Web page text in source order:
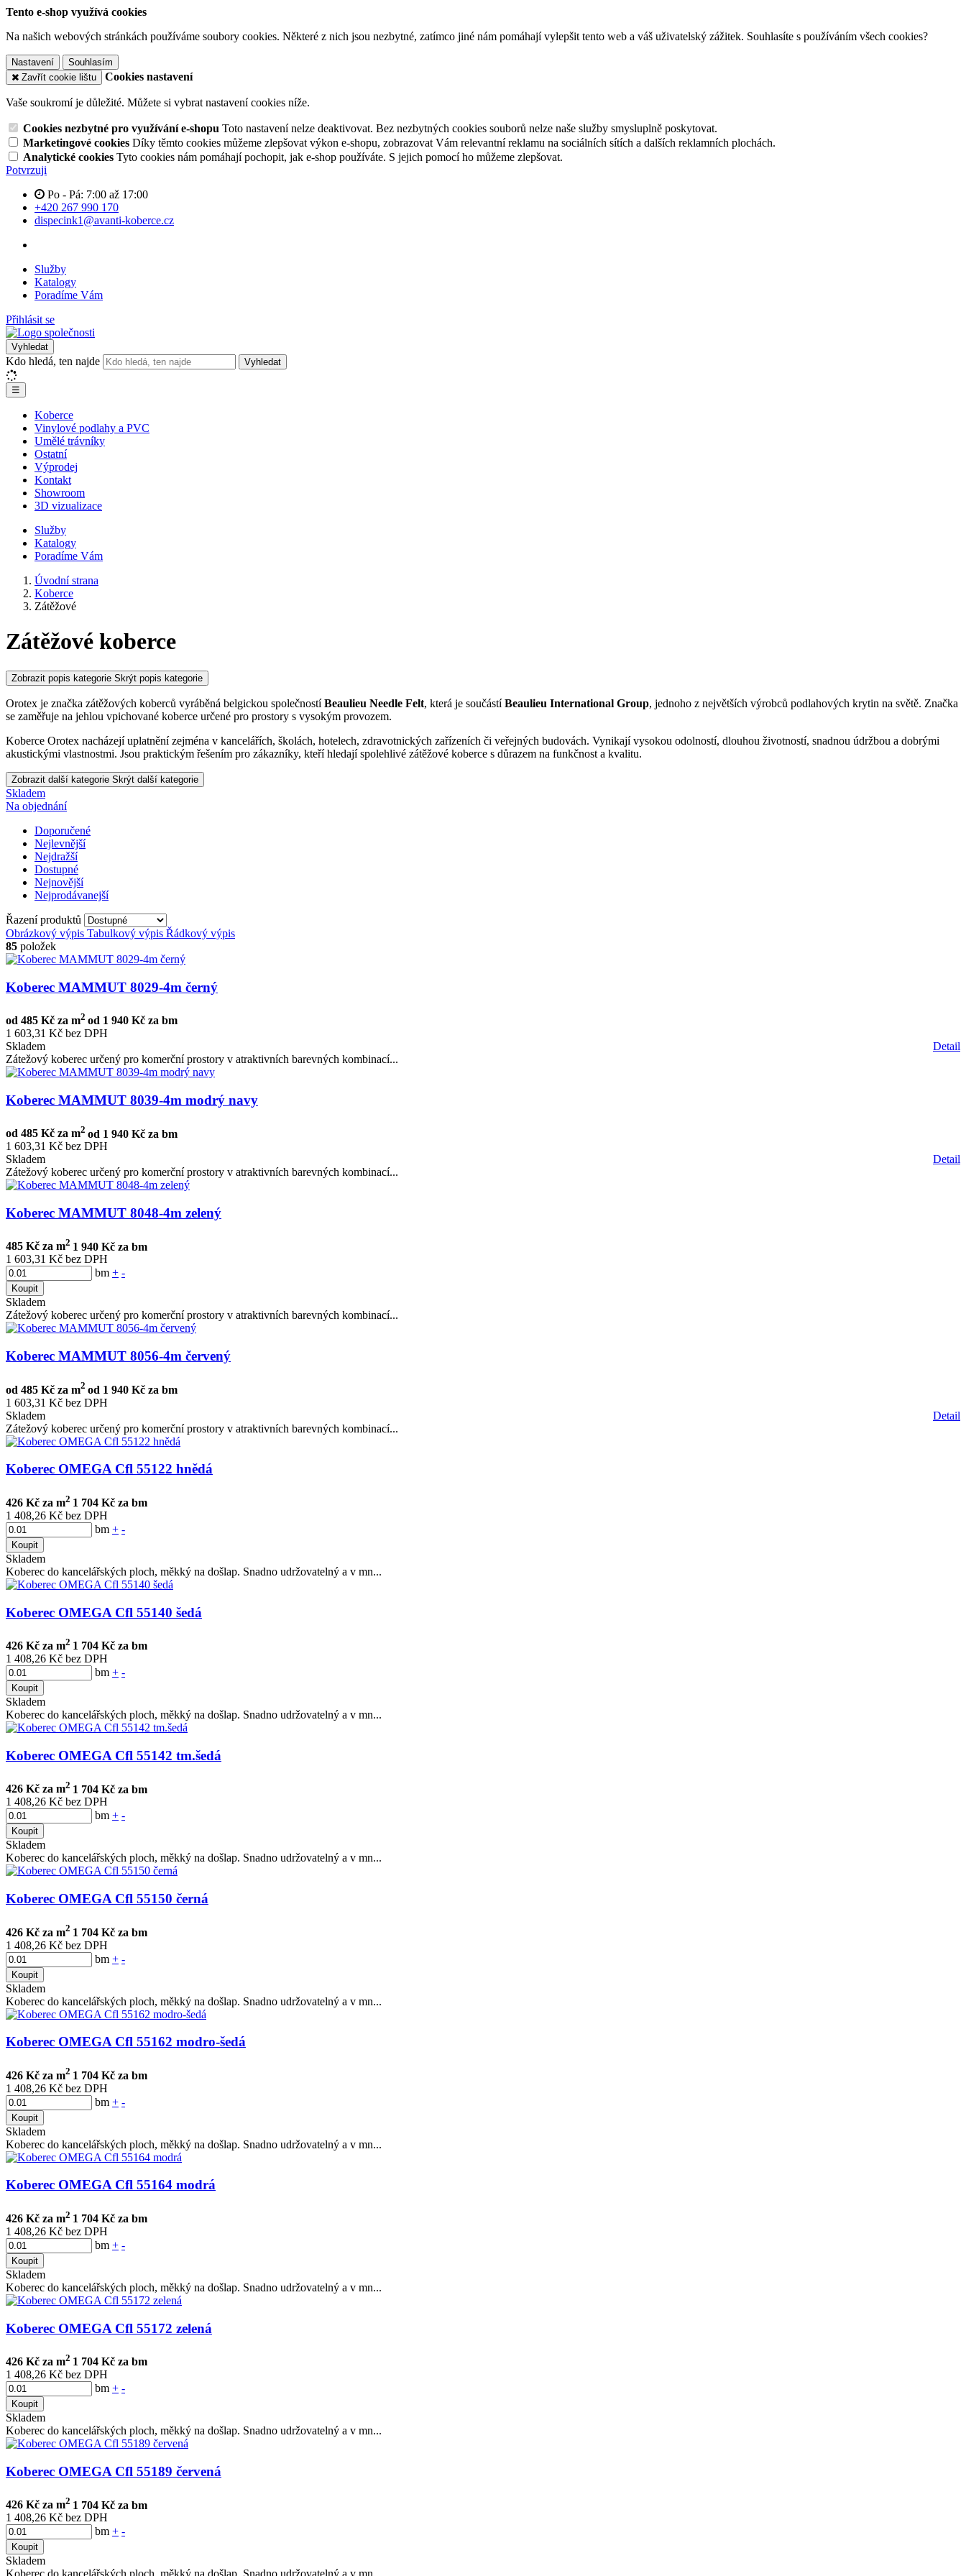
Tento e-shop využívá cookies
Na našich webových stránkách používáme soubory cookies. Některé z nich jsou nezbytné, zatímco jiné nám pomáhají vylepšit tento web a váš uživatelský zážitek. Souhlasíte s používáním všech cookies?
Nastavení
Souhlasím
Zavřít cookie lištu
Cookies nastavení
Vaše soukromí je důležité. Můžete si vybrat nastavení cookies níže.
Cookies nezbytné pro využívání e-shopu Toto nastavení nelze deaktivovat. Bez nezbytných cookies souborů nelze naše služby smysluplně poskytovat.
Marketingové cookies Díky těmto cookies můžeme zlepšovat výkon e-shopu, zobrazovat Vám relevantní reklamu na sociálních sítích a dalších reklamních plochách.
Analytické cookies Tyto cookies nám pomáhají pochopit, jak e-shop používáte. S jejich pomocí ho můžeme zlepšovat.
Potvrzuji
Po - Pá: 7:00 až 17:00
+420 267 990 170
dispecink1@avanti-koberce.cz
Služby
Katalogy
Poradíme Vám
Přihlásit se
Vyhledat
Kdo hledá, ten najde Vyhledat
☰
Koberce
Vinylové podlahy a PVC
Umělé trávníky
Ostatní
Výprodej
Kontakt
Showroom
3D vizualizace
Služby
Katalogy
Poradíme Vám
Úvodní strana
Koberce
Zátěžové
Zátěžové koberce
Zobrazit popis kategorie Skrýt popis kategorie
Orotex je značka zátěžových koberců vyráběná belgickou společnostíBeaulieu Needle Felt, která je součástíBeaulieu International Group, jednoho z největších výrobců podlahových krytin na světě. Značka
se zaměřuje na jehlou vpichované koberce určené pro prostory s vysokým provozem.
Koberce Orotex nacházejí uplatnění zejména v kancelářích, školách, hotelech, zdravotnických zařízeních či veřejných budovách. Vynikají vysokou odolností, dlouhou životností, snadnou údržbou a dobrými
akustickými vlastnostmi. Jsou praktickým řešením pro zákazníky, kteří hledají spolehlivé zátěžové koberce s důrazem na funkčnost a kvalitu.
Zobrazit další kategorie Skrýt další kategorie
Skladem
Na objednání
Doporučené
Nejlevnější
Nejdražší
Dostupné
Nejnovější
Nejprodávanejší
Řazení produktů
Obrázkový výpis Tabulkový výpis Řádkový výpis
85 položek
Koberec MAMMUT 8029-4m černý
od 485 Kč za m2 od 1 940 Kč za bm
1 603,31 Kč bez DPH
Detail
Skladem
Zátežový koberec určený pro komerční prostory v atraktivních barevných kombinací...
Koberec MAMMUT 8039-4m modrý navy
od 485 Kč za m2 od 1 940 Kč za bm
1 603,31 Kč bez DPH
Detail
Skladem
Zátežový koberec určený pro komerční prostory v atraktivních barevných kombinací...
Koberec MAMMUT 8048-4m zelený
485 Kč za m2 1 940 Kč za bm
1 603,31 Kč bez DPH
bm + -
Koupit
Skladem
Zátežový koberec určený pro komerční prostory v atraktivních barevných kombinací...
Koberec MAMMUT 8056-4m červený
od 485 Kč za m2 od 1 940 Kč za bm
1 603,31 Kč bez DPH
Detail
Skladem
Zátežový koberec určený pro komerční prostory v atraktivních barevných kombinací...
Koberec OMEGA Cfl 55122 hnědá
426 Kč za m2 1 704 Kč za bm
1 408,26 Kč bez DPH
bm + -
Koupit
Skladem
Koberec do kancelářských ploch, měkký na došlap. Snadno udržovatelný a v mn...
Koberec OMEGA Cfl 55140 šedá
426 Kč za m2 1 704 Kč za bm
1 408,26 Kč bez DPH
bm + -
Koupit
Skladem
Koberec do kancelářských ploch, měkký na došlap. Snadno udržovatelný a v mn...
Koberec OMEGA Cfl 55142 tm.šedá
426 Kč za m2 1 704 Kč za bm
1 408,26 Kč bez DPH
bm + -
Koupit
Skladem
Koberec do kancelářských ploch, měkký na došlap. Snadno udržovatelný a v mn...
Koberec OMEGA Cfl 55150 černá
426 Kč za m2 1 704 Kč za bm
1 408,26 Kč bez DPH
bm + -
Koupit
Skladem
Koberec do kancelářských ploch, měkký na došlap. Snadno udržovatelný a v mn...
Koberec OMEGA Cfl 55162 modro-šedá
426 Kč za m2 1 704 Kč za bm
1 408,26 Kč bez DPH
bm + -
Koupit
Skladem
Koberec do kancelářských ploch, měkký na došlap. Snadno udržovatelný a v mn...
Koberec OMEGA Cfl 55164 modrá
426 Kč za m2 1 704 Kč za bm
1 408,26 Kč bez DPH
bm + -
Koupit
Skladem
Koberec do kancelářských ploch, měkký na došlap. Snadno udržovatelný a v mn...
Koberec OMEGA Cfl 55172 zelená
426 Kč za m2 1 704 Kč za bm
1 408,26 Kč bez DPH
bm + -
Koupit
Skladem
Koberec do kancelářských ploch, měkký na došlap. Snadno udržovatelný a v mn...
Koberec OMEGA Cfl 55189 červená
426 Kč za m2 1 704 Kč za bm
1 408,26 Kč bez DPH
bm + -
Koupit
Skladem